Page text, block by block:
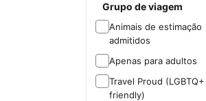
Grupo de viagem
Animais de estimação
admitidos
Apenas para adultos
Travel Proud (LGBTQ+
friendly)